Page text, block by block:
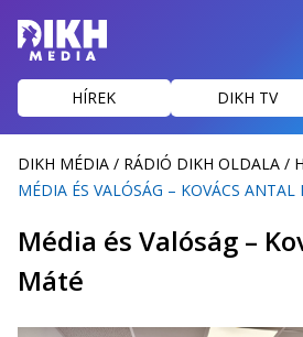
HÍREK DIKH TV
DIKH MÉDIA / RÁDIÓ DIKH OLDALA /
MÉDIA ÉS VALÓSÁG – KOVÁCS ANTAL
Média és Valóság –
Máté